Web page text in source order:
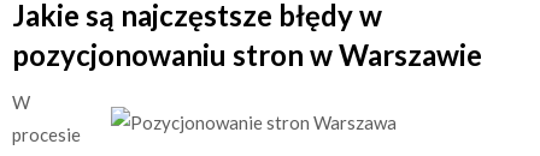
Jakie są najczęstsze błędy w
pozycjonowaniu stron w Warszawie
W
procesie